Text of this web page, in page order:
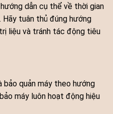
dẫn cụ thể về thời gian
tuân thủ đúng hướng
liệu và tránh tác động tiêu
bảo quản máy theo hướng
máy luôn hoạt động hiệu